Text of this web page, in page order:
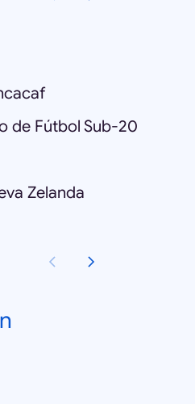
de Fútbol Sub-20
Zelanda